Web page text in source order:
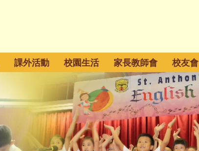
課外活動 校園生活 家長教師會 校友會